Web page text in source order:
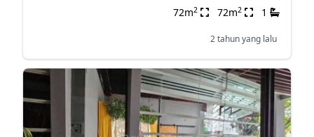
72m2 72m2 1
2 tahun yang lalu